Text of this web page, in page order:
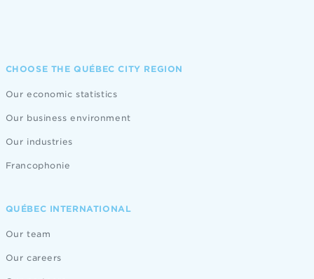
CHOOSE THE QUÉBEC CITY REGION
Our economic statistics
Our business environment
Our industries
Francophonie
QUÉBEC INTERNATIONAL
Our team
Our careers